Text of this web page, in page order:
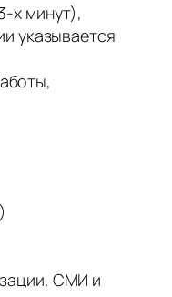
х минут),
указывается
СМИ и